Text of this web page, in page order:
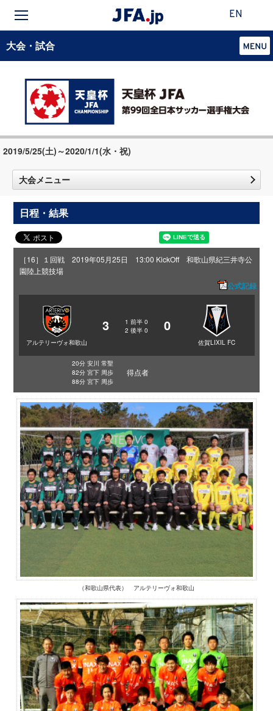
EN
大会・試合
2019/5/25(土)～2020/1/1(水・祝)
大会メニュー
日程・結果
［16］１回戦 2019年05月25日 13:00 KickOff 和歌山県紀三井寺公
園陸上競技場
公式記録
アルテリーヴォ和歌山
3 1 前半 0
2 後半 0 0
佐賀LIXIL FC
20分 安川 常聖
82分 宮下 周歩
88分 宮下 周歩
得点者
（和歌山県代表） アルテリーヴォ和歌山